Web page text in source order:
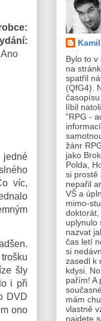
Ano
víc,
šly
i při
DVD
ono
Bylo to v
na
spatřil
(QfG4).
líbil
"RPG -
žánr
jako
Polda,
si prostě
nepařil
VŠ a
mimo-
uplynulo
nazvat
čas letí
si
zasedl k
kdysi.
pařím! A
mám
vlastně
najdete